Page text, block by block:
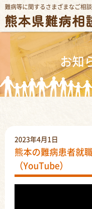
難病等に関するさまざまなご相
お知
2023年4月1日
熊本の難病患者就
（YouTube）